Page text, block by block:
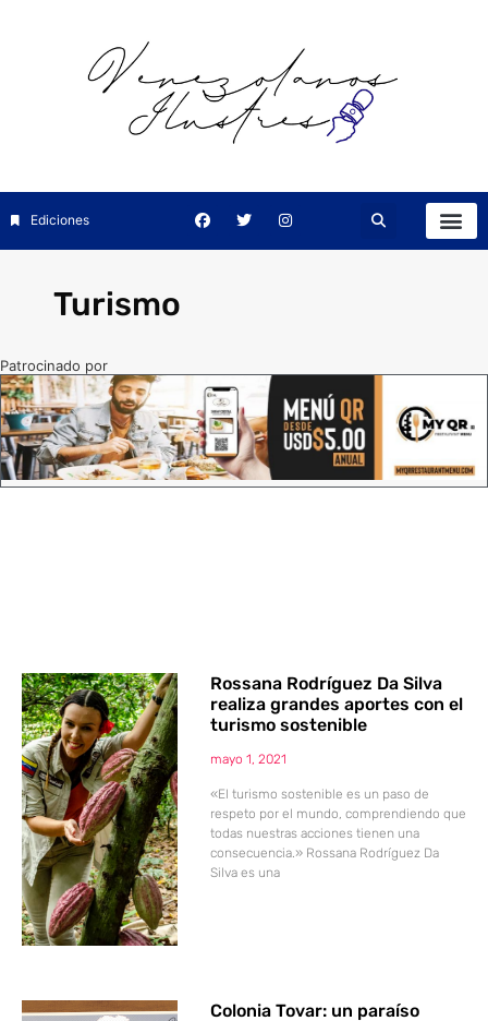
Ediciones
Turismo
Patrocinado por
Rossana Rodríguez Da Silva
realiza grandes aportes con el
turismo sostenible
mayo 1, 2021
«El turismo sostenible es un paso de
respeto por el mundo, comprendiendo que
todas nuestras acciones tienen una
consecuencia.» Rossana Rodríguez Da
Silva es una
Colonia Tovar: un paraíso